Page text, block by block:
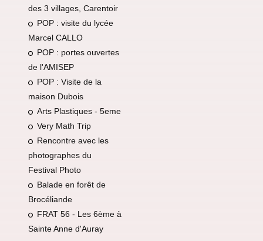
des 3 villages, Carentoir
POP : visite du lycée
Marcel CALLO
POP : portes ouvertes
de l'AMISEP
POP : Visite de la
maison Dubois
Arts Plastiques - 5eme
Very Math Trip
Rencontre avec les
photographes du
Festival Photo
Balade en forêt de
Brocéliande
FRAT 56 - Les 6ème à
Sainte Anne d'Auray